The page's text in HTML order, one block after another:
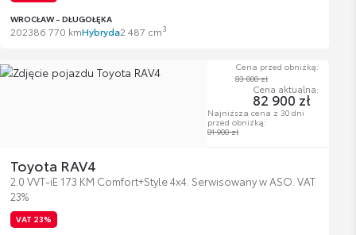
WROCŁAW - DŁUGOŁĘKA
202386 770 kmHybryda2 487 cm3
Toyota RAV4
2.0 VVT-iE 173 KM Comfort+Style 4x4. Serwisowany w ASO. VAT
23%
VAT 23%
Cena przed obniżką:
83 000 zł
Cena aktualna:
82 900 zł
Najniższa cena z 30 dni
przed obniżką:
81 900 zł